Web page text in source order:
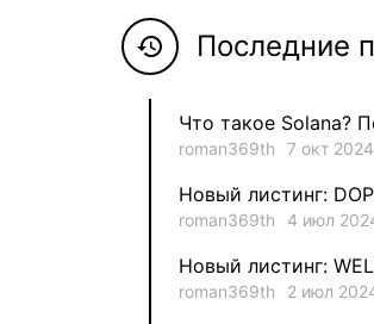
history Последние
Что такое Solana?
roman369th 7 окт 2024
Новый листинг:
roman369th 4 июл
Новый листинг:
roman369th 2 июл